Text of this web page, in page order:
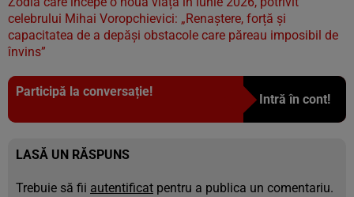
celebrului Mihai Voropchievici: „Renaștere, forță și
capacitatea de a depăși obstacole care păreau imposibil de
învins”
Participă la conversație!
Intră în cont!
LASĂ UN RĂSPUNS
Trebuie să fii autentificat pentru a publica un comentariu.